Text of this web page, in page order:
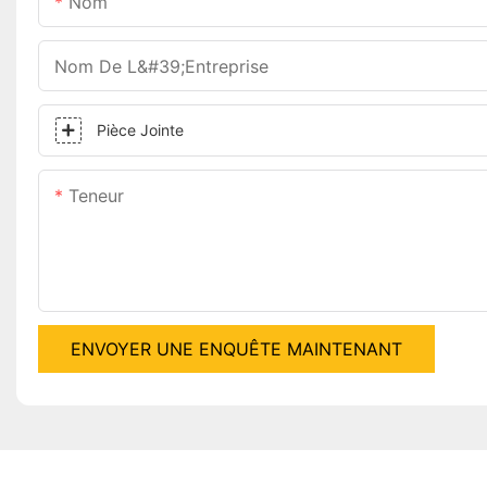
Nom De L&#39;entreprise
Pièce Jointe
Teneur
ENVOYER UNE ENQUÊTE MAINTENANT